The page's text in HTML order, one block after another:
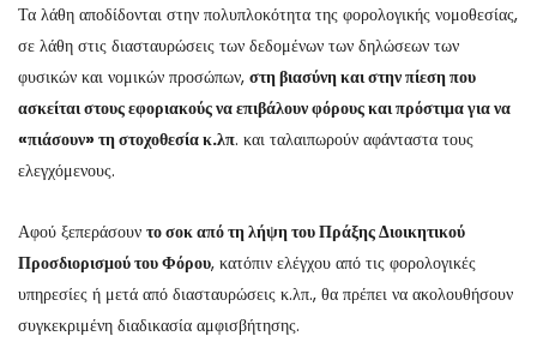
Τα λάθη αποδίδονται στην πολυπλοκότητα της φορολογικής νομοθεσίας,
σε λάθη στις διασταυρώσεις των δεδομένων των δηλώσεων των
φυσικών και νομικών προσώπων, στη βιασύνη και στην πίεση που
ασκείται στους εφοριακούς να επιβάλουν φόρους και πρόστιμα για να
«πιάσουν» τη στοχοθεσία κ.λπ. και ταλαιπωρούν αφάνταστα τους
ελεγχόμενους.
Αφού ξεπεράσουν το σοκ από τη λήψη του Πράξης Διοικητικού
Προσδιορισμού του Φόρου, κατόπιν ελέγχου από τις φορολογικές
υπηρεσίες ή μετά από διασταυρώσεις κ.λπ., θα πρέπει να ακολουθήσουν
συγκεκριμένη διαδικασία αμφισβήτησης.